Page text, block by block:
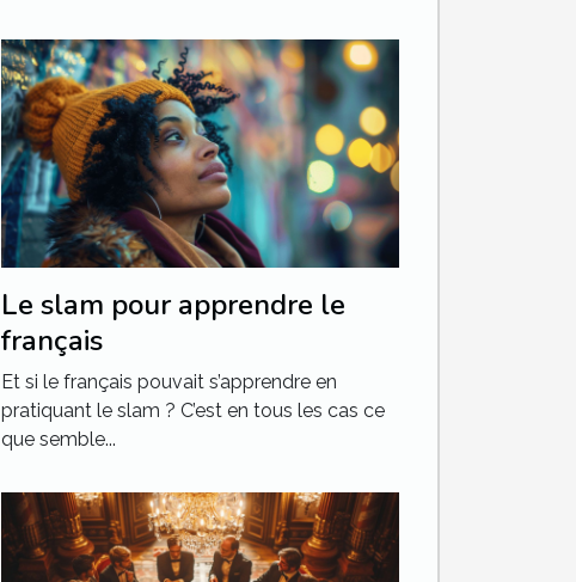
Le slam pour apprendre le
français
Et si le français pouvait s’apprendre en
pratiquant le slam ? C’est en tous les cas ce
que semble...